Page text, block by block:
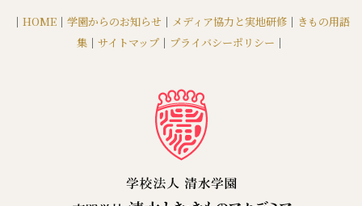
｜ HOME ｜ 学園からのお知らせ ｜ メディア協力と実地研修 ｜ きもの用語
集 ｜ サイトマップ ｜ プライバシーポリシー ｜